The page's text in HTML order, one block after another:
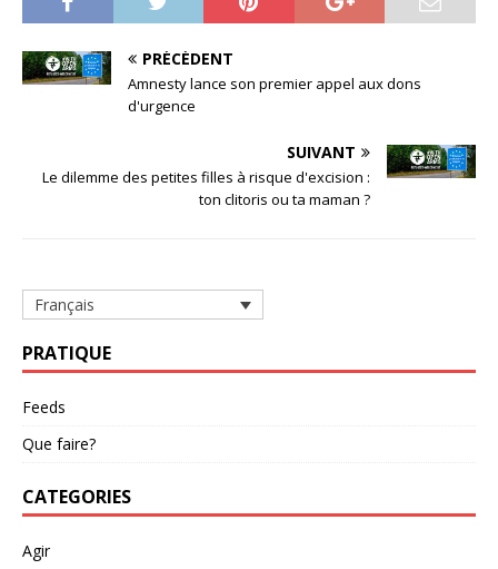
PRÉCÉDENT
Amnesty lance son premier appel aux dons
d'urgence
SUIVANT
Le dilemme des petites filles à risque d'excision :
ton clitoris ou ta maman ?
Français
PRATIQUE
Feeds
Que faire?
CATEGORIES
Agir